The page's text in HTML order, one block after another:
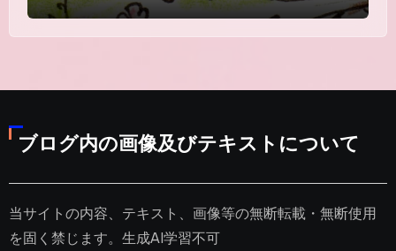
ブログ内の画像及びテキストについて
当サイトの内容、テキスト、画像等の無断転載・無断使用
を固く禁じます。生成AI学習不可